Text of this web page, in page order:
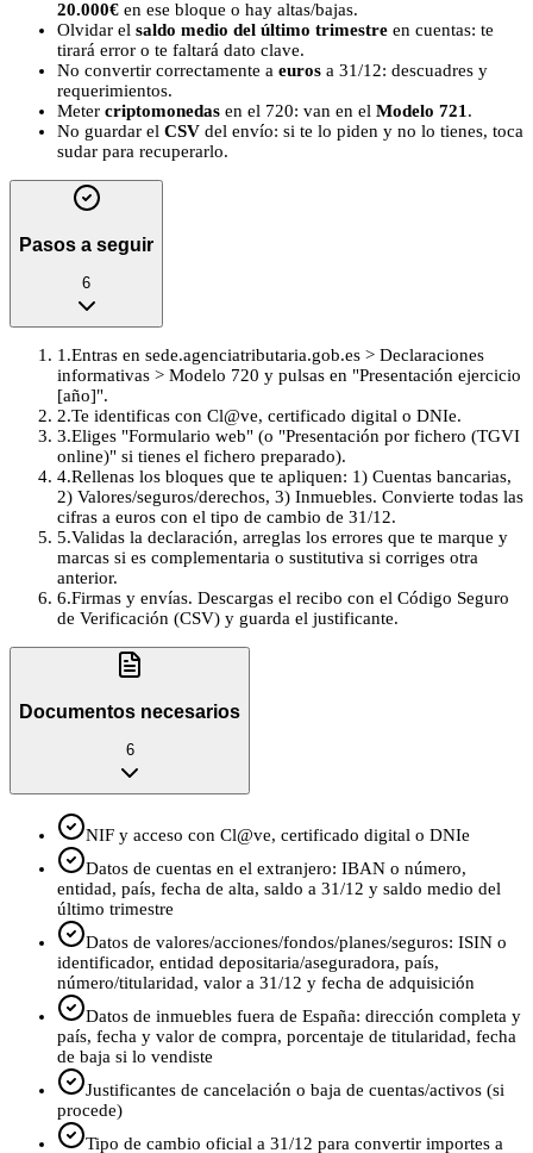
20.000€ en ese bloque o hay altas/bajas.
Olvidar el saldo medio del último trimestre en cuentas: te
tirará error o te faltará dato clave.
No convertir correctamente a euros a 31/12: descuadres y
requerimientos.
Meter criptomonedas en el 720: van en el Modelo 721 .
No guardar el CSV del envío: si te lo piden y no lo tienes, toca
sudar para recuperarlo.
Pasos a seguir
6
1 .Entras en sede.agenciatributaria.gob.es > Declaraciones
informativas > Modelo 720 y pulsas en "Presentación ejercicio
[año]".
2.Te identificas con Cl@ve, certificado digital o DNIe.
3.Eliges "Formulario web" (o "Presentación por fichero (TGVI
online)" si tienes el fichero preparado).
4.Rellenas los bloques que te apliquen: 1) Cuentas bancarias,
2) Valores/seguros/derechos, 3) Inmuebles. Convierte todas las
cifras a euros con el tipo de cambio de 31/12.
5.Validas la declaración, arreglas los errores que te marque y
marcas si es complementaria o sustitutiva si corriges otra
anterior.
6.Firmas y envías. Descargas el recibo con el Código Seguro
de Verificación (CSV) y guarda el justificante.
Documentos necesarios
6
NIF y acceso con Cl@ve, certificado digital o DNIe
Datos de cuentas en el extranjero: IBAN o número,
entidad, país, fecha de alta, saldo a 31/12 y saldo medio del
último trimestre
Datos de valores/acciones/fondos/planes/seguros: ISIN o
identificador, entidad depositaria/aseguradora, país,
número/titularidad, valor a 31/12 y fecha de adquisición
Datos de inmuebles fuera de España: dirección completa y
país, fecha y valor de compra, porcentaje de titularidad, fecha
de baja si lo vendiste
Justificantes de cancelación o baja de cuentas/activos (si
procede)
Tipo de cambio oficial a 31/12 para convertir importes a